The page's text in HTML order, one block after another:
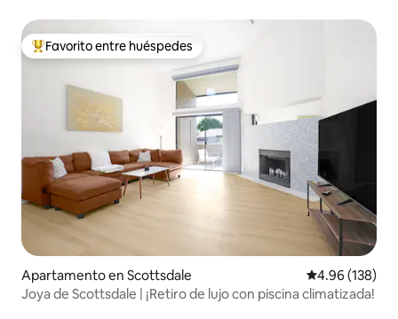
Favorito entre huéspedes preferido
Favorito entre huéspedes
Apartamento en Scottsdale Calificación
4.96 (138)
Joya de Scottsdale | ¡Retiro de lujo con piscina climatizada!